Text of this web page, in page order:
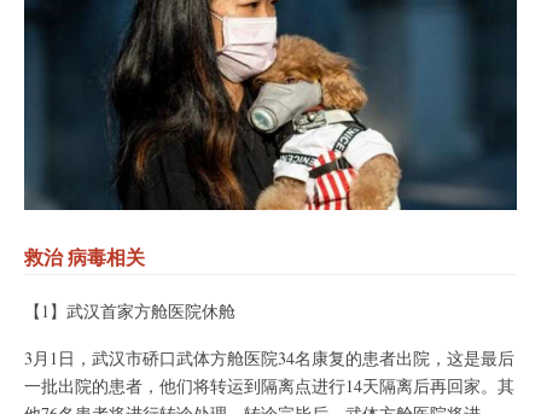
救治 病毒相关
【1】武汉首家方舱医院休舱
3月1日，武汉市硚口武体方舱医院34名康复的患者出院，这是最后
一批出院的患者，他们将转运到隔离点进行14天隔离后再回家。其